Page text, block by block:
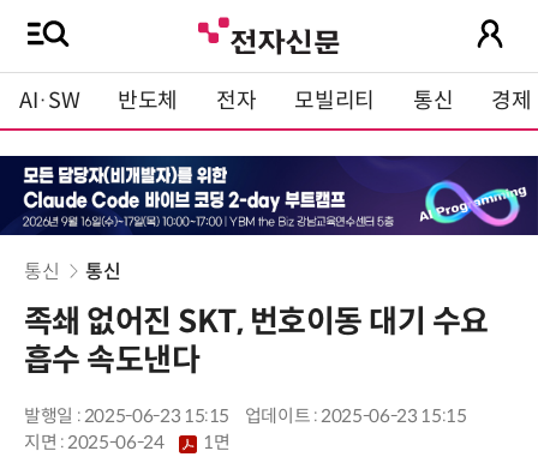
AI·SW 반도체 전자 모빌리티 통신 경제
통신 통신
족쇄 없어진 SKT, 번호이동 대기 수요
흡수 속도낸다
발행일 : 2025-06-23 15:15
업데이트 : 2025-06-23 15:15
지면 :2025-06-24 1면